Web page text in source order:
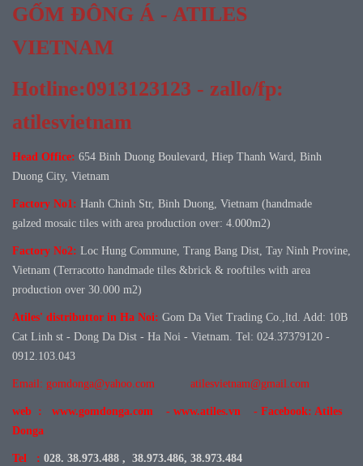
GỐM ĐÔNG Á - ATILES
VIETNAM
Hotline:0913123123 - zallo/fp:
atilesvietnam
Head Office: 654 Binh Duong Boulevard, Hiep Thanh Ward, Binh
Duong City, Vietnam
Factory No1: Hanh Chinh Str, Binh Duong, Vietnam (handmade
galzed mosaic tiles with area production over: 4.000m2)
Factory No2: Loc Hung Commune, Trang Bang Dist, Tay Ninh Provine,
Vietnam (Terracotto handmade tiles &brick & rooftiles with area
production over 30.000 m2)
Atiles' distributtor in Ha Noi: Gom Da Viet Trading Co.,ltd. Add: 10B
Cat Linh st - Dong Da Dist - Ha Noi - Vietnam. Tel: 024.37379120 -
0912.103.043
Email: gomdonga@yahoo.com atilesvietnam@gmail.com
web : www.gomdonga.com - www.atiles.vn - Facebook: Atiles
Donga
Tel : 028. 38.973.488 , 38.973.486, 38.973.484